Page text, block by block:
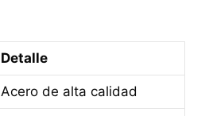
Detalle
Acero de alta calidad